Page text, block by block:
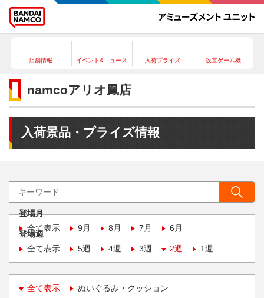
店舗情報 イベント&ニュース 入荷プライズ 設置ゲーム機
namcoアリオ鳳店
入荷景品・プライズ情報
登場月
全て表示
9月 8月 7月 6月
登場週
全て表示
5週 4週 3週 2週 1週
全て表示 ぬいぐるみ・クッション